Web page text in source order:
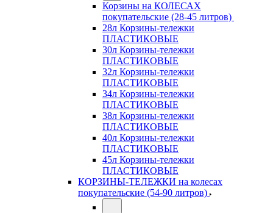
Корзины на КОЛЕСАХ
покупательские (28-45 литров)
28л Корзины-тележки
ПЛАСТИКОВЫЕ
30л Корзины-тележки
ПЛАСТИКОВЫЕ
32л Корзины-тележки
ПЛАСТИКОВЫЕ
34л Корзины-тележки
ПЛАСТИКОВЫЕ
38л Корзины-тележки
ПЛАСТИКОВЫЕ
40л Корзины-тележки
ПЛАСТИКОВЫЕ
45л Корзины-тележки
ПЛАСТИКОВЫЕ
КОРЗИНЫ-ТЕЛЕЖКИ на колесах
покупательские (54-90 литров)